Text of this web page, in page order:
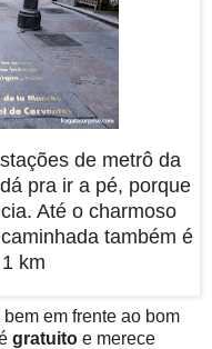
de metrô da
pra ir a pé, porque
Até o charmoso
também é
km
bem em frente ao bom
gratuito e merece